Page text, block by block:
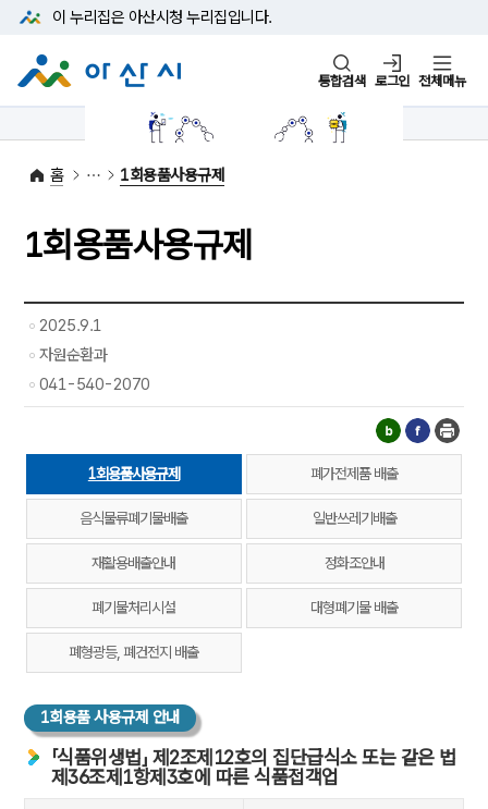
본문 바로가기
메뉴 바로가기
이 누리집은 아산시청 누리집입니다.
통합검색 로그인 전체메뉴
대표전화(아산시 콜센터) 1422-42
홈 1회용품사용규제
1회용품사용규제
2025.9.1
자원순환과
041-540-2070
1회용품사용규제 폐가전제품 배출
음식물류폐기물배출 일반쓰레기배출
재활용배출안내 정화조안내
폐기물처리시설 대형폐기물 배출
폐형광등, 폐건전지 배출
1회용품 사용규제 안내
「식품위생법」 제2조제12호의 집단급식소 또는 같은 법
제36조제1항제3호에 따른 식품접객업